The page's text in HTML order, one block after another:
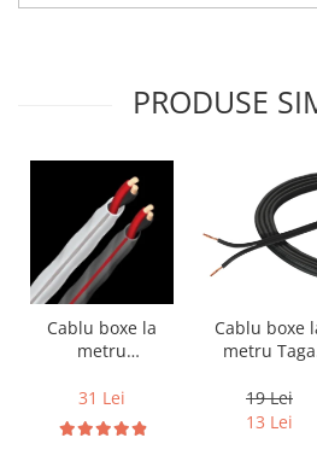
PRODUSE
Cablu boxe la
metru
DB 16/2,
conductor cupru
LGC
31 Lei
Cablu boxe
metru Taga
14B, 2 x 2mm
19 Lei
13 Lei